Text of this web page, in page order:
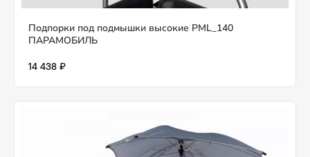
Подпорки под подмышки высокие PML_140
ПАРАМОБИЛЬ
14 438 ₽